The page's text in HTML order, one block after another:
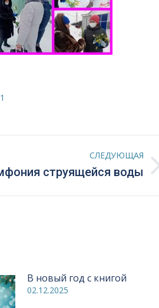
СЛЕДУЮЩАЯ
струящейся воды
В новый год с книгой
02.12.2025